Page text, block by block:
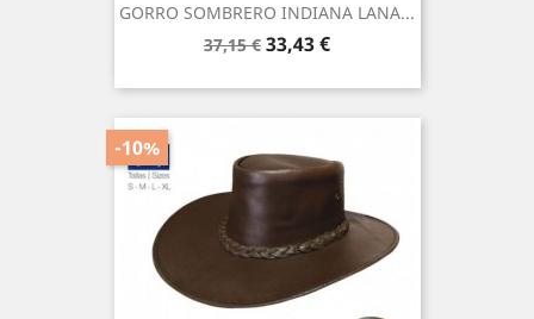
GORRO SOMBRERO INDIANA LANA...
Precio
37,15 € Precio
33,43 €
-10%